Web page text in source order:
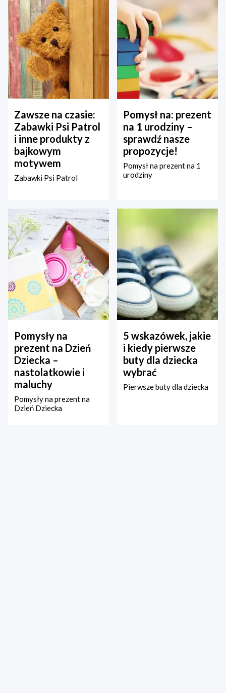
Zawsze na czasie:
Zabawki Psi Patrol
i inne produkty z
bajkowym
motywem
Zabawki Psi Patrol
Pomysł na: prezent
na 1 urodziny –
sprawdź nasze
propozycje!
Pomysł na prezent na 1
urodziny
Pomysły na
prezent na Dzień
Dziecka –
nastolatkowie i
maluchy
Pomysły na prezent na
Dzień Dziecka
5 wskazówek, jakie
i kiedy pierwsze
buty dla dziecka
wybrać
Pierwsze buty dla dziecka